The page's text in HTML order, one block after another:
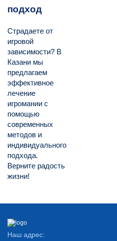
подход
Страдаете от
игровой
зависимости? В
Казани мы
предлагаем
эффективное
лечение
игромании с
помощью
современных
методов и
индивидуального
подхода.
Верните радость
жизни!
Наш адрес: